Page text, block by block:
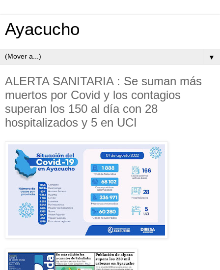
Ayacucho
▼
ALERTA SANITARIA : Se suman más
muertos por Covid y los contagios
superan los 150 al día con 28
hospitalizados y 5 en UCI